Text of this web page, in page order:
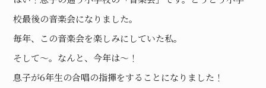
校最後の音楽会になりました。
毎年、この音楽会を楽しみにしていた私。
そして〜。なんと、今年は〜！
息子が6年生の合唱の指揮をすることになりました！